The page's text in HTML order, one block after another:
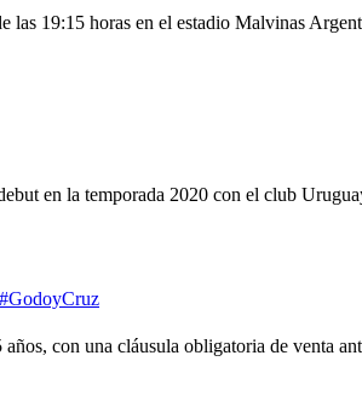
las 19:15 horas en el estadio Malvinas
en la temporada 2020 con el club
#GodoyCruz
con una cláusula obligatoria de venta